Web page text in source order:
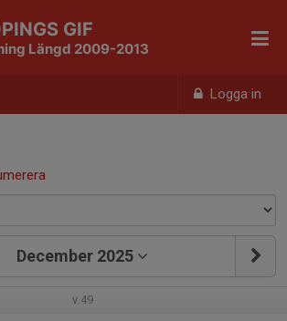
Logga in
GIF
Längd 2009-2013
December 2025
v.49